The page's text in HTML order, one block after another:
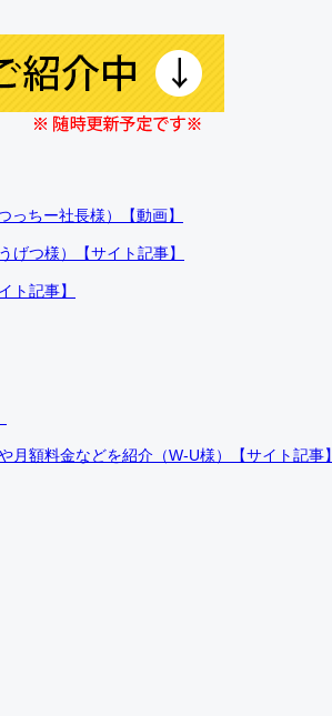
ちー社長様）【動画】
げつ様）【サイト記事】
ト記事】
額料金などを紹介（W-U様）【サイト記事】